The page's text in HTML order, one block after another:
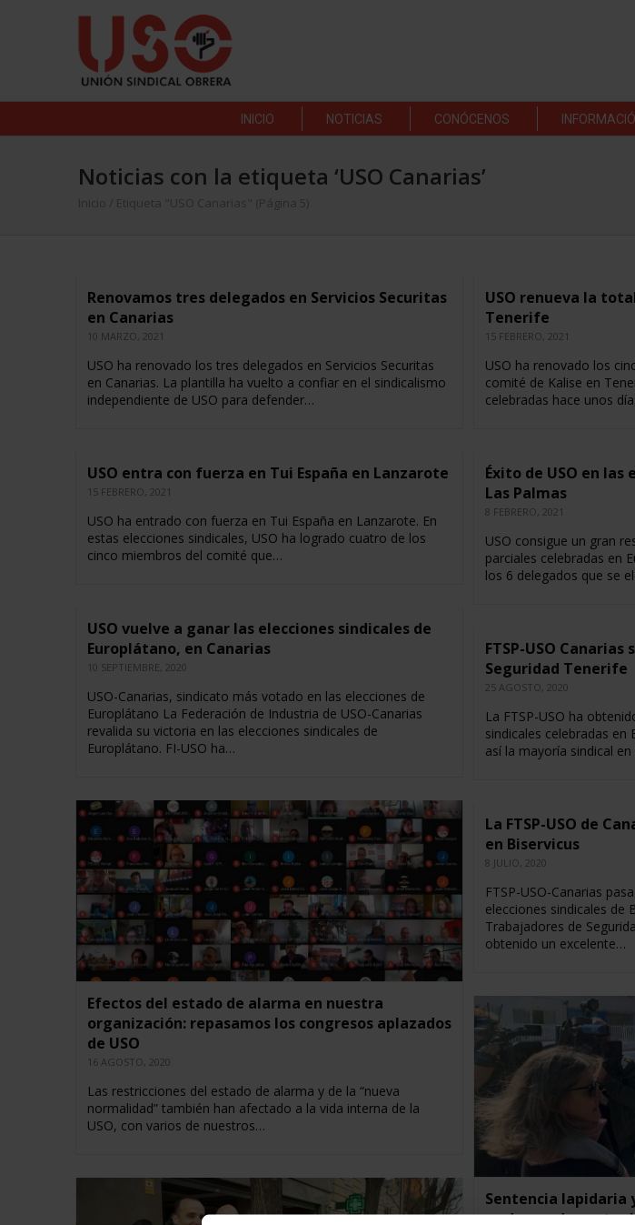
INICIO NOTICIAS CONÓCENOS
Noticias con la etiqueta ‘USO Canarias’
Inicio Etiqueta "USO Canarias" (Página 5)
Renovamos tres delegados en Servicios Securitas
en Canarias
10 MARZO, 2021
USO ha renovado los tres delegados en Servicios Securitas
en Canarias. La plantilla ha vuelto a confiar en el sindicalismo
independiente de USO para defender…
USO renueva la
Tenerife
15 FEBRERO, 2021
USO ha renovado los
comité de Kalise en
celebradas hace unos
USO entra con fuerza en Tui España en Lanzarote
15 FEBRERO, 2021
USO ha entrado con fuerza en Tui España en Lanzarote. En
estas elecciones sindicales, USO ha logrado cuatro de los
cinco miembros del comité que…
Éxito de USO en las
Las Palmas
8 FEBRERO, 2021
USO consigue un gran
parciales celebradas en
los 6 delegados que se
USO vuelve a ganar las elecciones sindicales de
Europlátano, en Canarias
10 SEPTIEMBRE, 2020
USO-Canarias, sindicato más votado en las elecciones de
Europlátano La Federación de Industria de USO-Canarias
revalida su victoria en las elecciones sindicales de
Europlátano. FI-USO ha…
FTSP-USO
Seguridad Tenerife
25 AGOSTO, 2020
La FTSP-USO ha
sindicales celebradas en
así la mayoría sindical
Efectos del estado de alarma en nuestra
organización: repasamos los congresos aplazados
de USO
16 AGOSTO, 2020
Las restricciones del estado de alarma y de la “nueva
normalidad” también han afectado a la vida interna de la
USO, con varios de nuestros…
La FTSP-USO de
en Biservicus
8 JULIO, 2020
FTSP-USO-Canarias
elecciones sindicales de
Trabajadores de
obtenido un excelente…
Sentencia lapidaria
su demanda contra